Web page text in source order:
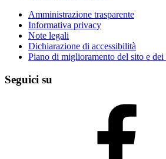
Amministrazione trasparente
Informativa privacy
Note legali
Dichiarazione di accessibilità
Piano di miglioramento del sito e dei
Seguici su